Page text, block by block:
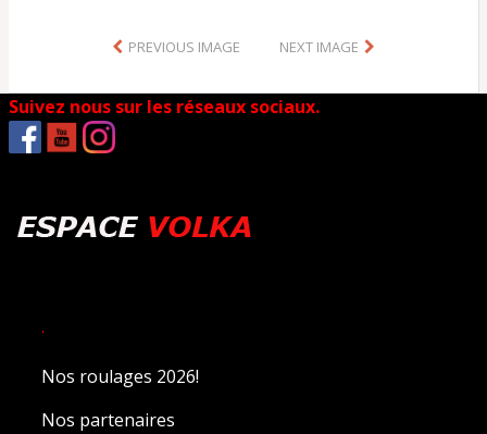
PREVIOUS IMAGE NEXT IMAGE
Suivez nous sur les réseaux sociaux.
.
Nos roulages 2026!
Nos partenaires